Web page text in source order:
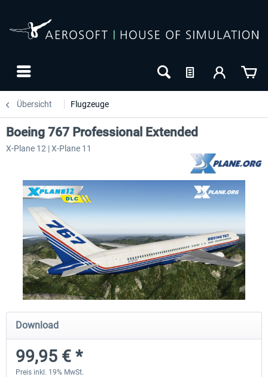
Übersicht Flugzeuge
Diamond DA-62
37,95 € *
Cessna 208 Grand Caravan
Boeing 767 Professional Extended
X-Plane 12 | X-Plane 11
Download
99,95 € *
Preis inkl. 19% MwSt.